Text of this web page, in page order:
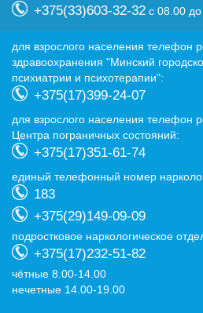
+375(33)603-32-32 с 08.00
для взрослого населения телефон
здравоохранения "Минский
психиатрии и психотерапии":
+375(17)399-24-07
для взрослого населения телефон
Центра пограничных состояний:
+375(17)351-61-74
eдиный телефонный номер
183
+375(29)149-09-09
подростковое наркологическое
+375(17)232-51-82
чётные 8.00-14.00
нечетные 14.00-19.00